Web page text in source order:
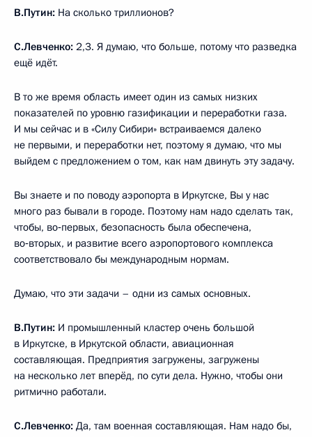
В.Путин: На сколько триллионов?
С.Левченко: 2,3. Я думаю, что больше, потому что разведка
ещё идёт.
В то же время область имеет один из самых низких
показателей по уровню газификации и переработки газа.
И мы сейчас и в «Силу Сибири» встраиваемся далеко
не первыми, и переработки нет, поэтому я думаю, что мы
выйдем с предложением о том, как нам двинуть эту задачу.
Вы знаете и по поводу аэропорта в Иркутске, Вы у нас
много раз бывали в городе. Поэтому нам надо сделать так,
чтобы, во‑первых, безопасность была обеспечена,
во‑вторых, и развитие всего аэропортового комплекса
соответствовало бы международным нормам.
Думаю, что эти задачи – одни из самых основных.
В.Путин: И промышленный кластер очень большой
в Иркутске, в Иркутской области, авиационная
составляющая. Предприятия загружены, загружены
на несколько лет вперёд, по сути дела. Нужно, чтобы они
ритмично работали.
С.Левченко: Да, там военная составляющая. Нам надо бы,